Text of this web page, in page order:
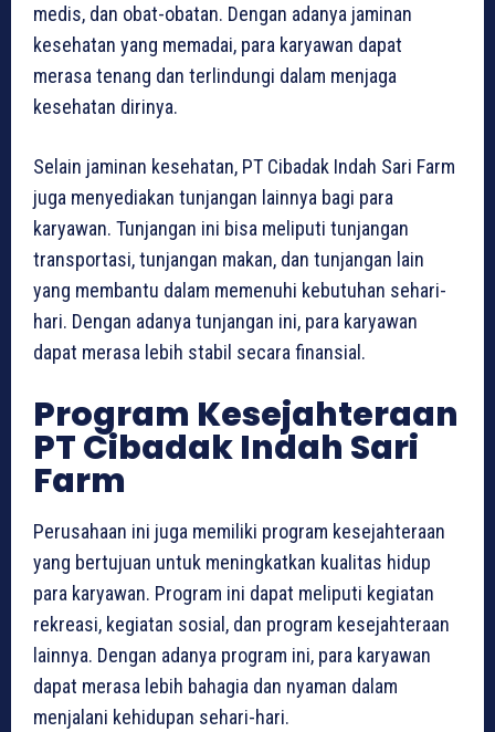
medis, dan obat-obatan. Dengan adanya jaminan
kesehatan yang memadai, para karyawan dapat
merasa tenang dan terlindungi dalam menjaga
kesehatan dirinya.
Selain jaminan kesehatan, PT Cibadak Indah Sari Farm
juga menyediakan tunjangan lainnya bagi para
karyawan. Tunjangan ini bisa meliputi tunjangan
transportasi, tunjangan makan, dan tunjangan lain
yang membantu dalam memenuhi kebutuhan sehari-
hari. Dengan adanya tunjangan ini, para karyawan
dapat merasa lebih stabil secara finansial.
Program Kesejahteraan
PT Cibadak Indah Sari
Farm
Perusahaan ini juga memiliki program kesejahteraan
yang bertujuan untuk meningkatkan kualitas hidup
para karyawan. Program ini dapat meliputi kegiatan
rekreasi, kegiatan sosial, dan program kesejahteraan
lainnya. Dengan adanya program ini, para karyawan
dapat merasa lebih bahagia dan nyaman dalam
menjalani kehidupan sehari-hari.